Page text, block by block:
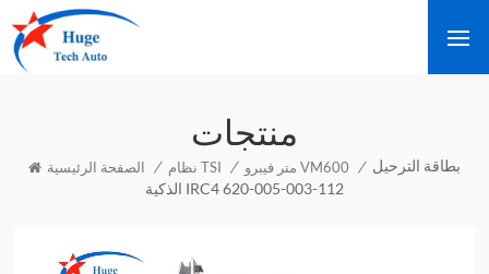
منتجات
الصفحة الرئيسية / نظام TSI / متر فيبرو VM600 / بطاقة الترحيل
الذكية IRC4 620-005-003-112